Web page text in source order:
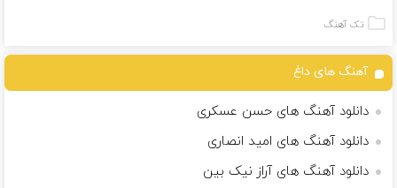
تک آهنگ
آهنگ های داغ
دانلود آهنگ های حسن عسکری
دانلود آهنگ های امید انصاری
دانلود آهنگ های آراز نیک بین